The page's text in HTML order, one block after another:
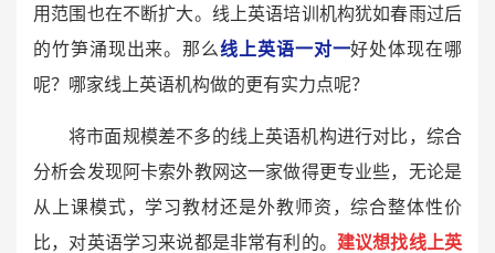
用范围也在不断扩大。线上英语培训机构犹如春雨过后
的竹笋涌现出来。那么线上英语一对一好处体现在哪
呢？哪家线上英语机构做的更有实力点呢？
将市面规模差不多的线上英语机构进行对比，综合
分析会发现阿卡索外教网这一家做得更专业些，无论是
从上课模式，学习教材还是外教师资，综合整体性价
比，对英语学习来说都是非常有利的。 建议想找线上英